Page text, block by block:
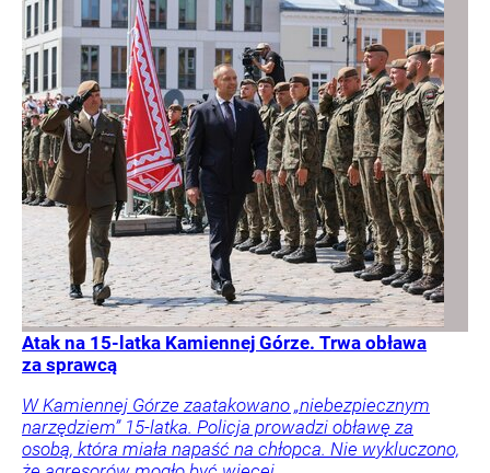
Atak na 15-latka Kamiennej Górze. Trwa obława
za sprawcą
W Kamiennej Górze zaatakowano „niebezpiecznym
narzędziem” 15-latka. Policja prowadzi obławę za
osobą, która miała napaść na chłopca. Nie wykluczono,